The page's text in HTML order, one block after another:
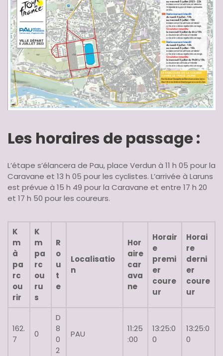
Les horaires de passage :
L’étape s’élancera de Pau, place Verdun à 11 h 05 pour la
Caravane et 13 h 05 pour les cyclistes. L’arrivée à Laruns
est prévue à 15 h 49 pour la Caravane et entre 17 h 20
et 17 h 50 pour les coureurs.
K
m
à
pa
rc
ou
rir
K
m
pa
rc
ou
ru
s
R
o
u
t
e
Localisatio
n
Hor
aire
car
ava
ne
Horair
e
premi
er
coure
ur
Horai
re
derni
er
coure
ur
162.
7
0
D
8
0
2
PAU
11:25
:00
13:25:0
0
13:25:0
0